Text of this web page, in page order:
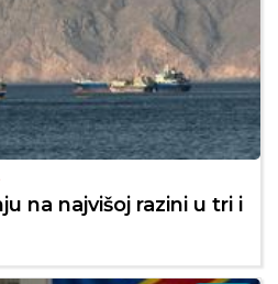
na najvišoj razini u tri i